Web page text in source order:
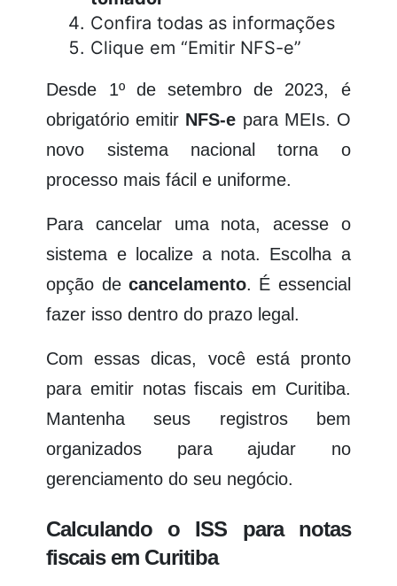
Confira todas as informações
Clique em “Emitir NFS-e”
Desde 1º de setembro de 2023, é
obrigatório emitir NFS-e para MEIs. O
novo sistema nacional torna o
processo mais fácil e uniforme.
Para cancelar uma nota, acesse o
sistema e localize a nota. Escolha a
opção de cancelamento. É essencial
fazer isso dentro do prazo legal.
Com essas dicas, você está pronto
para emitir notas fiscais em Curitiba.
Mantenha seus registros bem
organizados para ajudar no
gerenciamento do seu negócio.
Calculando o ISS para notas
fiscais em Curitiba